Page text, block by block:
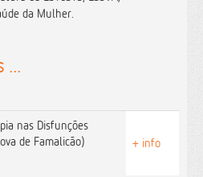
da Mulher.
...
nas Disfunções
de Famalicão)
+ info